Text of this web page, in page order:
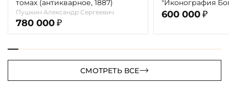
томах (антикварное, 1887)
Пушкин Александр Сергеевич
780 000 ₽
"Иконография
г. (в 2-х томах с
автора)
600 000 ₽
СМОТРЕТЬ ВСЕ